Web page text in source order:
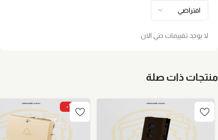
لا يوجد تقييمات حتي الان
منتجات ذات صلة
-15%